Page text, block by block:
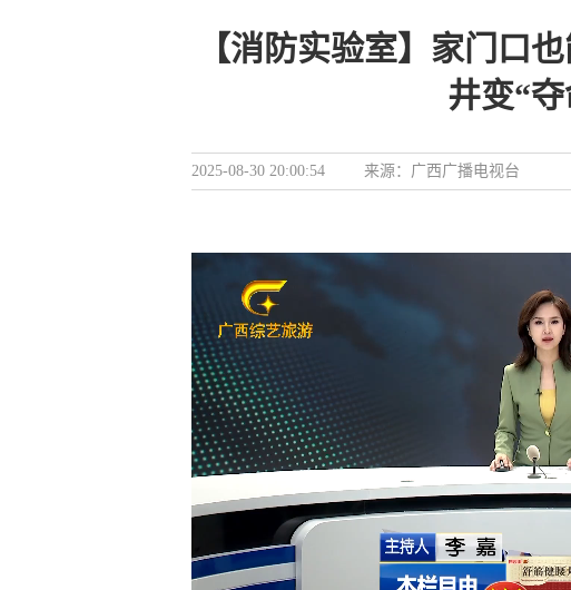
【消防实验室】家门口
井变“
2025-08-30 20:00:54 来源： 广西广播电视台